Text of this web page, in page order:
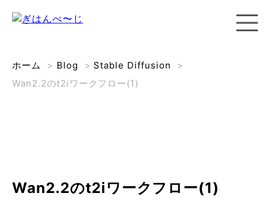
ホーム > Blog > Stable Diffusion
>
Wan2.2のt2iワークフロー(1)
Wan2.2のt2iワークフロー(1)